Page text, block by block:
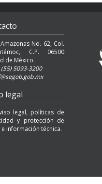
No. 62, Col.
C.P. 06500
de México.
(55) 5093-3200
legal
legal, políticas de
y protección de
información técnica.